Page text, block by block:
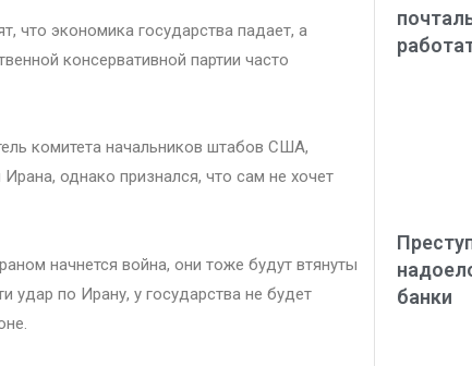
что экономика государства падает, а
консервативной партии часто
комитета начальников штабов США,
однако признался, что сам не хочет
начнется война, они тоже будут втянуты
по Ирану, у государства не будет
банки